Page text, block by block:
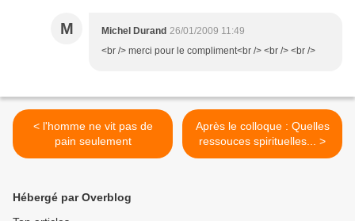
M Michel Durand 26/01/2009 11:49
<br /> merci pour le compliment<br /> <br /> <br />
< l'homme ne vit pas de
pain seulement
Après le colloque : Quelles
ressouces spirituelles... >
Hébergé par Overblog